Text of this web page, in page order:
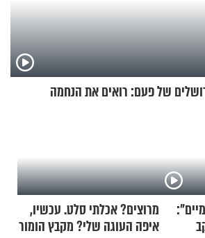
של פעם: רואים את הנחמה
מרוצים? אכלתי סלט. עכשיו,
איפה העוגה שלי? מקבץ הומור